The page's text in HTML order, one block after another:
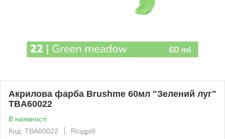
Акрилова фарба Brushme 60мл "Зелений луг"
TBA60022
В наявності
Код: TBA60022
Роздріб